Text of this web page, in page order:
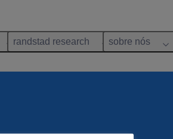
randstad research sobre nós